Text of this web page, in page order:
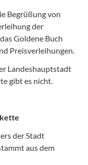
Begrüßung von
der
Goldene Buch
Preisverleihungen.
Landeshauptstadt
gibt es nicht.
der Stadt
aus dem